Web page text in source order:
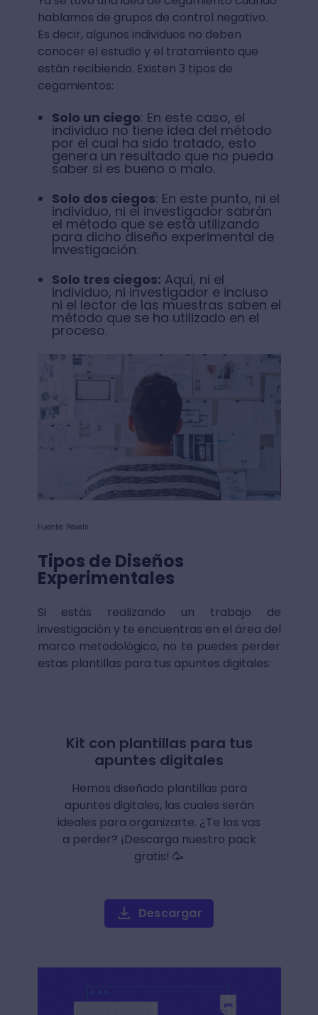
hablamos de grupos de control negativo.
Es decir, algunos individuos no deben
conocer el estudio y el tratamiento que
están recibiendo. Existen 3 tipos de
cegamientos:
Solo un ciego: En este caso, el
individuo no tiene idea del método
por el cual ha sido tratado, esto
genera un resultado que no pueda
saber si es bueno o malo.
Solo dos ciegos: En este punto, ni el
individuo, ni el investigador sabrán
el método que se está utilizando
para dicho diseño experimental de
investigación.
Solo tres ciegos: Aquí, ni el
individuo, ni investigador e incluso
ni el lector de las muestras saben el
método que se ha utilizado en el
proceso.
Fuente: Pexels
Tipos de Diseños
Experimentales
Si estás realizando un trabajo de
investigación y te encuentras en el área del
marco metodológico, no te puedes perder
estas plantillas para tus apuntes digitales:
Kit con plantillas para tus
apuntes digitales
Hemos diseñado plantillas para
apuntes digitales, las cuales serán
ideales para organizarte. ¿Te los vas
a perder? ¡Descarga nuestro pack
gratis! 🥳
Descargar